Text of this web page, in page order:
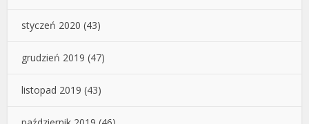
styczeń 2020 (43)
grudzień 2019 (47)
listopad 2019 (43)